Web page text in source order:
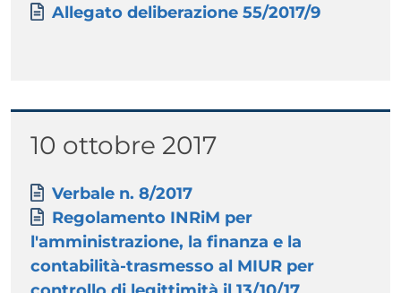
Documento
Allegato deliberazione 55/2017/9
Titolo
10 ottobre 2017
Paragrafo
Allegati
Documento
Verbale n. 8/2017
Documento
Regolamento INRiM per
l'amministrazione, la finanza e la
contabilità-trasmesso al MIUR per